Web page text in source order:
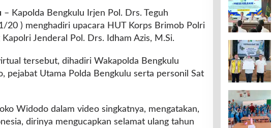
– Kapolda Bengkulu Irjen Pol. Drs. Teguh
20 ) menghadiri upacara HUT Korps Brimob Polri
Jenderal Pol. Drs. Idham Azis, M.Si.
tersebut, dihadiri Wakapolda Bengkulu
pejabat Utama Polda Bengkulu serta personil Sat
Widodo dalam video singkatnya, mengatakan,
dirinya mengucapkan selamat ulang tahun